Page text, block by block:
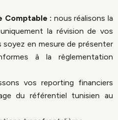
Comptable : nous réalisons la
la révision de vos
en mesure de présenter
à la règlementation
vos reporting financiers
du référentiel tunisien au